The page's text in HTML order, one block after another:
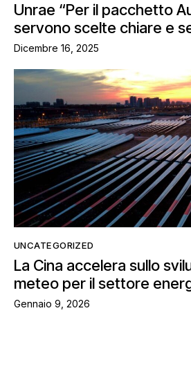
Unrae “Per il pacchetto
servono scelte chiare e
Dicembre 16, 2025
UNCATEGORIZED
La Cina accelera sullo
meteo per il settore
Gennaio 9, 2026